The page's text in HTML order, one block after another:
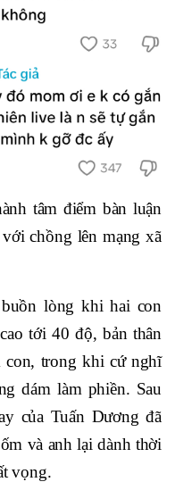
tâm điểm bàn luận
chồng lên mạng xã
lòng khi hai con
tới 40 độ, bản thân
con, trong khi cứ nghĩ
dám làm phiền. Sau
của Tuấn Dương đã
và anh lại dành thời
vọng.